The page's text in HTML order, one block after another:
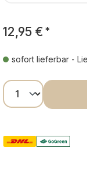
12,95 € *
sofort lieferbar -
Produkt